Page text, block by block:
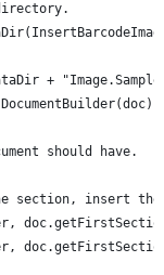
+
should have.
section, insert